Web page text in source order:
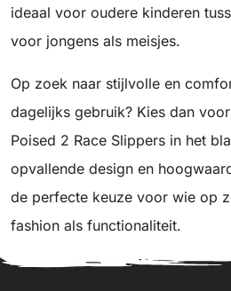
ideaal voor oudere kinderen
voor jongens als meisjes.
Op zoek naar stijlvolle en
dagelijks gebruik? Kies dan
Poised 2 Race Slippers in het
opvallende design en
de perfecte keuze voor wie op
fashion als functionaliteit.